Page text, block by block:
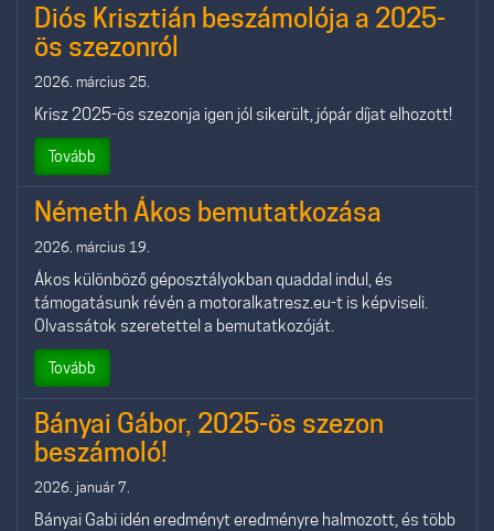
Diós Krisztián beszámolója a 2025-
ös szezonról
2026. március 25.
Krisz 2025-ös szezonja igen jól sikerült, jópár díjat elhozott!
Tovább
Németh Ákos bemutatkozása
2026. március 19.
Ákos különböző géposztályokban quaddal indul, és
támogatásunk révén a motoralkatresz.eu-t is képviseli.
Olvassátok szeretettel a bemutatkozóját.
Tovább
Bányai Gábor, 2025-ös szezon
beszámoló!
2026. január 7.
Bányai Gabi idén eredményt eredményre halmozott, és több